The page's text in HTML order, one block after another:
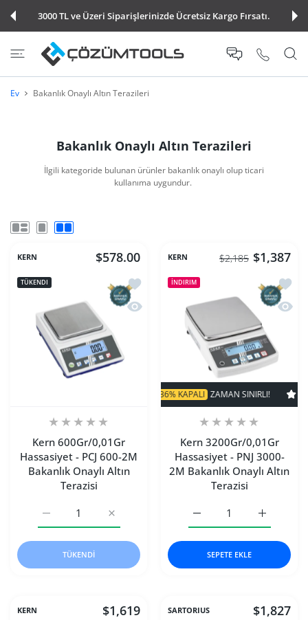
ATLA 3000 TL ve Üzeri Siparişlerinizde Ücretsiz Kargo Fırsatı.
Ev Bakanlık Onaylı Altın Terazileri
Bakanlık Onaylı Altın Terazileri
İlgili kategoride bulunan ürünler bakanlık onaylı olup ticari
kullanıma uygundur.
KERN $578.00
TÜKENDI
İstek listesine ekle Kern 600Gr/0,01Gr
Hızlı Görünüm Kern 600Gr/0,01Gr
Kern 600Gr/0,01Gr
Hassasiyet - PCJ 600-2M
Bakanlık Onaylı Altın
Terazisi
Kern 600Gr/0,01Gr Hassasiyet - PCJ 600-
Kern 600Gr/0,01Gr Hassasiyet - PCJ 600-2M Bakanlık
TÜKENDI
KERN $1,387
$2,185
İNDIRIM
İstek
Hızlı
36% KAPALI ZAMAN SINIRLI! SÜPER
Kern 3200Gr/0,01Gr
Hassasiyet - PNJ 3000-
2M Bakanlık Onaylı Altın
Terazisi
Kern
Kern 3200Gr/0,01Gr
SEPETE EKLE
KERN $1,619 SARTORIUS $1,827